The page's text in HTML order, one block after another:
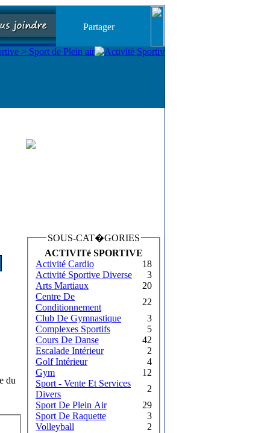
Partager
du
SOUS-CAT�GORIES
ACTIVITé SPORTIVE
Activité Cardio
18
Activité Sportive Diverse
3
Arts Martiaux
20
Centre De
Conditionnement
22
Club De Gymnastique
3
Complexes Sportifs
5
Cours De Danse
42
Escalade Intérieur
2
Golf Intérieur
4
Gym
12
Sport - Vente Et Services
Divers
2
Sport De Plein Air
29
Sport De Raquette
3
Volleyball
2